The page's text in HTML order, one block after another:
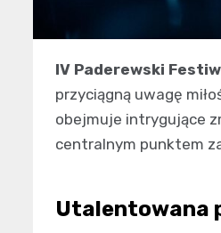
IV Paderewski
przyciągną uwagę
obejmuje intrygujące
centralnym punktem
Utalentowana